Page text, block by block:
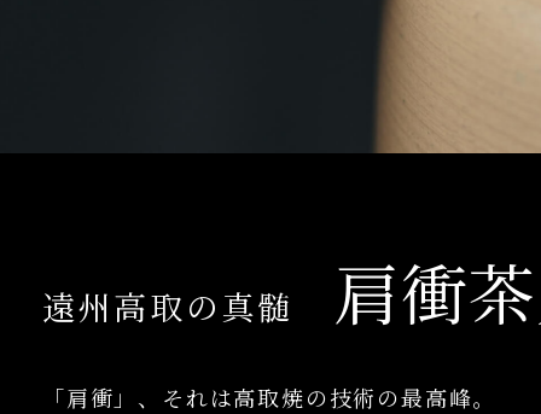
遠州高取の真髄 肩衝
「肩衝」、それは高取焼の技術の最高峰。